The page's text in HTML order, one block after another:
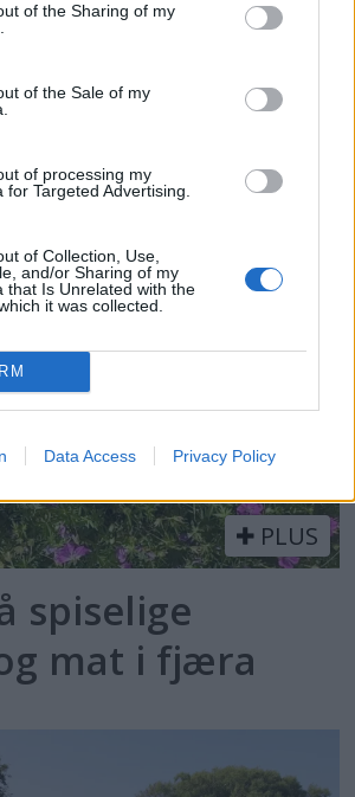
of the Sharing of my
of the Sale of my
of processing my
for Targeted Advertising.
of Collection, Use,
and/or Sharing of my
that Is Unrelated with the
it was collected.
Data Access Privacy Policy
PLUS
Merdø
PLUS
spiselige
mat i fjæra